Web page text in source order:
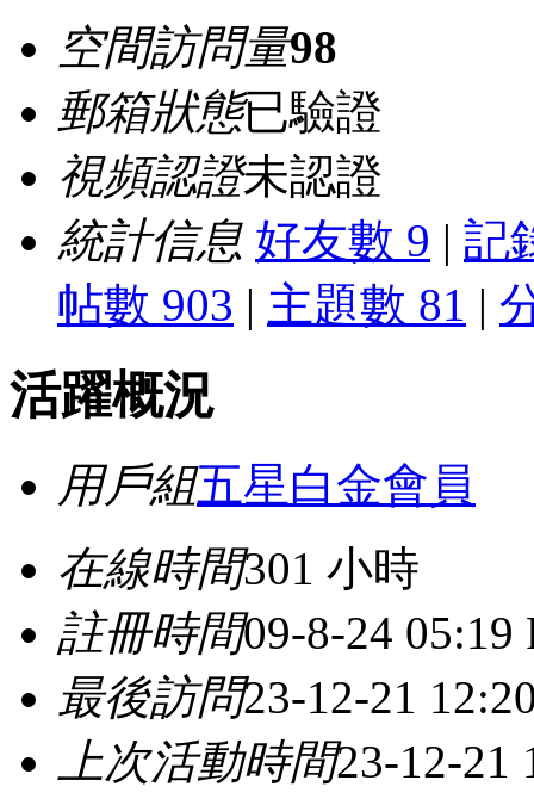
空間訪問量98
郵箱狀態已驗證
視頻認證未認證
統計信息 好友數 9 | 記
帖數 903 | 主題數 81 |
活躍概況
用戶組五星白金會員
在線時間301 小時
註冊時間09-8-24 05:19
最後訪問23-12-21
上次活動時間23-12-21